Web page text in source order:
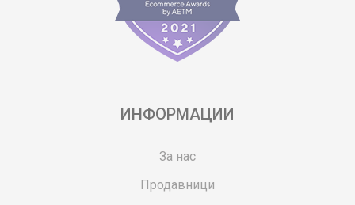
ИНФОРМАЦИИ
За нас
Продавници